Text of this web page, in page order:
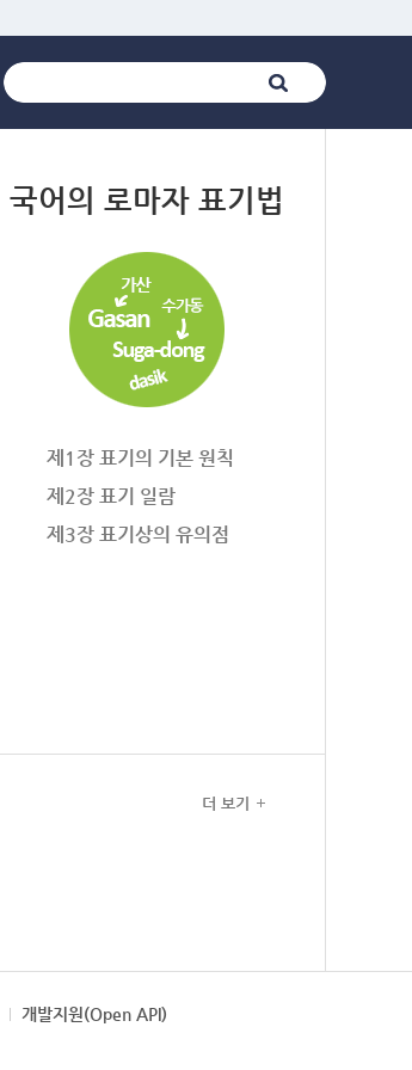
국어의 로마자 표기법
제1장 표기의 기본 원칙
제2장 표기 일람
제3장 표기상의 유의점
더 보기
개발지원(Open API)